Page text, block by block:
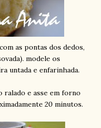
as pontas dos dedos,
modele os
untada e enfarinhada.
ralado e asse em forno
20 minutos.